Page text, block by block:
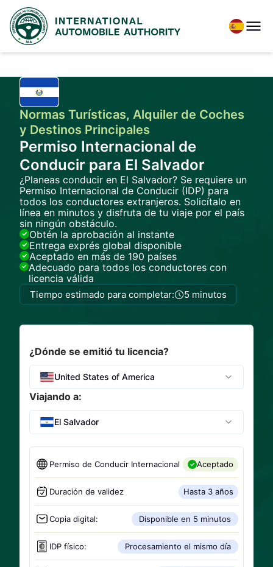
Normas Turísticas, Alquiler de Coches
y Destinos Principales
Permiso Internacional de
Conducir para El Salvador
¿Planeas conducir en El Salvador? Se requiere un
Permiso Internacional de Conducir (IDP) para
todos los conductores extranjeros. Solicítalo en
línea en minutos y disfruta de tu viaje por el país
sin ningún obstáculo.
Obtén la aprobación al instante
Entrega exprés global disponible
Aceptado en más de 190 países
Adecuado para todos los conductores con
licencia válida
Tiempo estimado para completar: 5 minutos
¿Dónde se emitió tu licencia?
United States of America
Viajando a:
El Salvador
Permiso de Conducir Internacional Aceptado
Duración de validez Hasta 3 años
Copia digital: Disponible en 5 minutos
IDP físico: Procesamiento el mismo día